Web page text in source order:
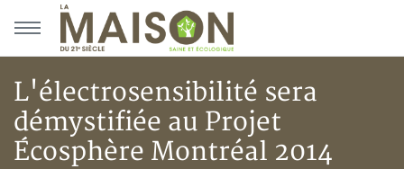
Aller au menu principal
Aller au contenu principal
L'électrosensibilité sera
démystifiée au Projet
Écosphère Montréal 2014